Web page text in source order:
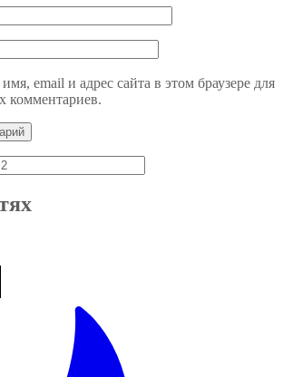
email и адрес сайта в этом браузере для
комментариев.